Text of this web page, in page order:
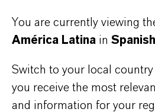
Ficha técnica
SELECCIONA UN ÁREA JURÍDICA
SELECCIONA EL IDIOMA
You are currently viewing
América Latina in Spanish
Switch to your local
you receive the most
and information for your